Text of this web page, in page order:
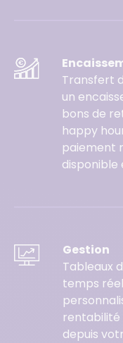
Transfert
un
bons de
happy
paiement
disponible
Gestion
Tableaux
temps
rentabilité
depuis